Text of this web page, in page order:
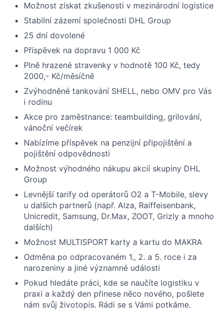
Možnost získat zkušenosti v mezinárodní logistice
Stabilní zázemí společnosti DHL Group
25 dní dovolené
Příspěvek na dopravu 1 000 Kč
Plně hrazené stravenky v hodnotě 100 Kč, tedy
2000,- Kč/měsíčně
Zvýhodněné tankování SHELL, nebo OMV pro Vás
i rodinu
Akce pro zaměstnance: teambuilding, grilování,
vánoční večírek
Nabízíme příspěvek na penzijní připojištění a
pojištění odpovědnosti
Možnost výhodného nákupu akcií skupiny DHL
Group
Levnější tarify od operátorů O2 a T-Mobile, slevy
u dalších partnerů (např. Alza, Raiffeisenbank,
Unicredit, Samsung, Dr.Max, ZOOT, Grizly a mnoho
dalších)
Možnost MULTISPORT karty a kartu do MAKRA
Odměna po odpracovaném 1., 2. a 5. roce i za
narozeniny a jiné významné události
Pokud hledáte práci, kde se naučíte logistiku v
praxi a každý den přinese něco nového, pošlete
nám svůj životopis. Rádi se s Vámi potkáme.